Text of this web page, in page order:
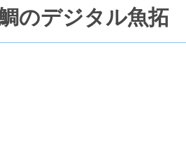
のデジタル魚拓